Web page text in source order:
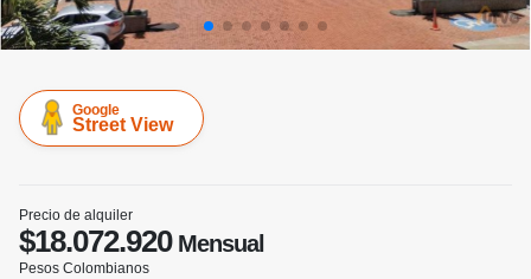
Google
Street View
Precio de alquiler
$18.072.920Mensual
Pesos Colombianos